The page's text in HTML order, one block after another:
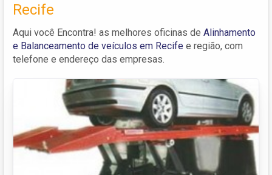
Recife
Aqui você Encontra! as melhores oficinas de Alinhamento
e Balanceamento de veículos em Recife e região, com
telefone e endereço das empresas.